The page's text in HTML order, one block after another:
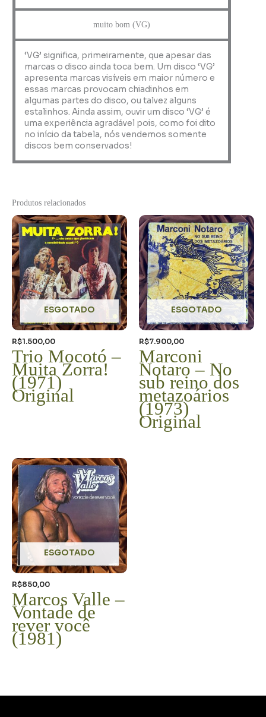
muito bom (VG)
‘VG’ significa, primeiramente, que apesar das
marcas o disco ainda toca bem. Um disco ‘VG’
apresenta marcas visíveis em maior número e
essas marcas provocam chiadinhos em
algumas partes do disco, ou talvez alguns
estalinhos. Ainda assim, ouvir um disco ‘VG’ é
uma experiência agradável pois, como foi dito
no início da tabela, nós vendemos somente
discos bem conservados!
Produtos relacionados
ESGOTADO
R$1.500,00
Trio Mocotó –
Muita Zorra!
(1971)
Original
ESGOTADO
R$7.900,00
Marconi
Notaro – No
sub reino dos
metazoários
(1973)
Original
ESGOTADO
R$850,00
Marcos Valle –
Vontade de
rever você
(1981)